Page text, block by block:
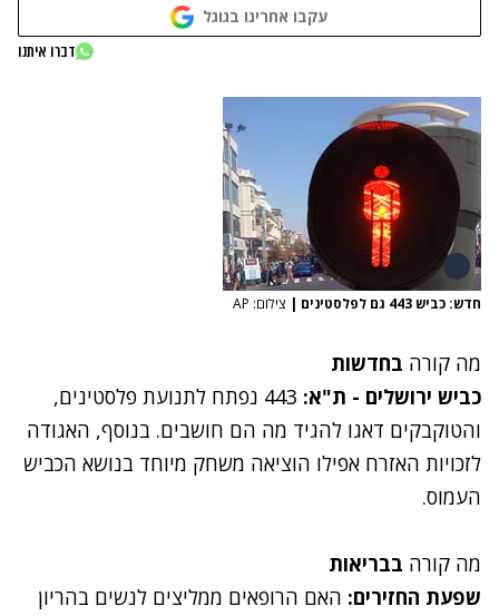
עקבו אחרינו בגוגל
דברו איתנו
חדש: כביש 443 גם לפלסטינים | צילום: AP
מה קורה בחדשות
כביש ירושלים - ת"א: 443 נפתח לתנועת פלסטינים
,
והטוקבקים דאגו להגיד מה הם חושבים. בנוסף, האגודה
לזכויות האזרח אפילו הוציאה משחק מיוחד בנושא הכביש
העמוס.
מה קורה בבריאות
שפעת החזירים: האם הרופאים ממליצים לנשים בהריון